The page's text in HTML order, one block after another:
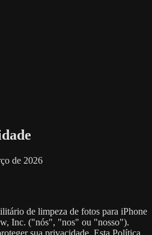
de 2026
de limpeza de fotos para iPhone
Inc. ("nós", "nos" ou "nosso").
sua privacidade. Esta Política